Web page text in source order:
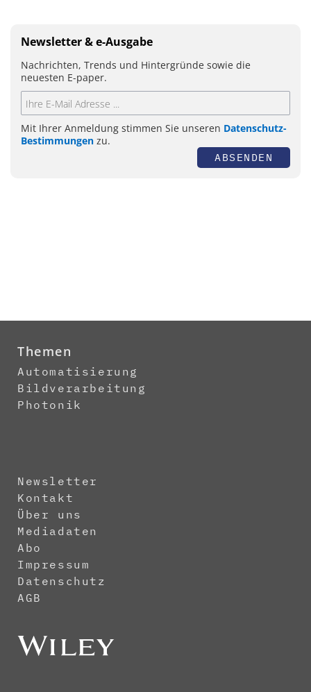
Newsletter & e-Ausgabe
Nachrichten, Trends und Hintergründe sowie die
neuesten E-paper.
Mit Ihrer Anmeldung stimmen Sie unseren Datenschutz-
Bestimmungen zu.
ABSENDEN
Themen
Automatisierung
Bildverarbeitung
Photonik
Newsletter
Kontakt
Über uns
Mediadaten
Abo
Impressum
Datenschutz
AGB